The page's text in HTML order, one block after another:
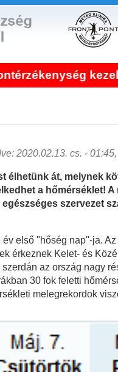
kezelése!
2020.02.13. cs. -
élhetünk át, melynek
a hőmérséklet!
szervezet
első "hőség nap"-ja.
érkeznek Kelet- és
az ország nagy
30 fok feletti
melegrekordok